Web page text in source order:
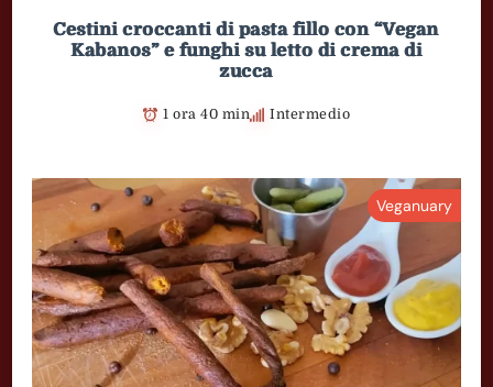
Cestini croccanti di pasta fillo con “Vegan
Kabanos” e funghi su letto di crema di
zucca
1 ora 40 min Intermedio
Veganuary